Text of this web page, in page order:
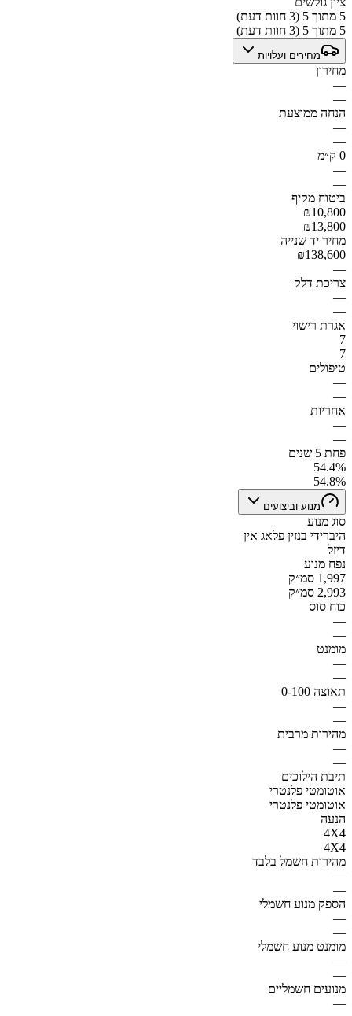
5 מתוך 5 (3 חוות דעת)
5 מתוך 5 (3 חוות דעת)
מחירים ועלויות
מחירון
—
—
הנחה ממוצעת
—
—
0 ק״מ
—
—
ביטוח מקיף
₪10,800
₪13,800
מחיר יד שנייה
₪138,600
—
צריכת דלק
—
—
אגרת רישוי
7
7
טיפולים
—
—
אחריות
—
—
פחת 5 שנים
54.4%
54.8%
מנוע וביצועים
סוג מנוע
היברידי בנזין פלאג אין
דיזל
נפח מנוע
1,997 סמ״ק
2,993 סמ״ק
כוח סוס
—
—
מומנט
—
—
תאוצה 0-100
—
—
מהירות מרבית
—
—
תיבת הילוכים
אוטומטי פלנטרי
אוטומטי פלנטרי
הנעה
4X4
4X4
מהירות חשמל בלבד
—
—
הספק מנוע חשמלי
—
—
מומנט מנוע חשמלי
—
—
מנועים חשמליים
—